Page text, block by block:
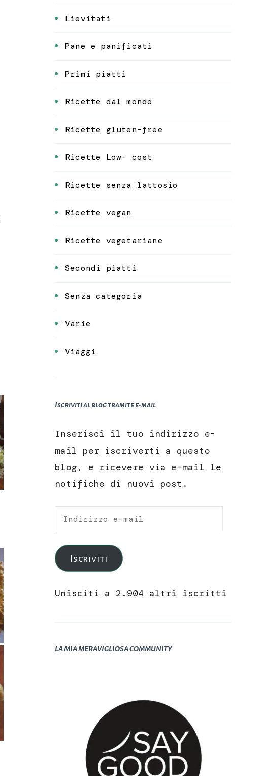
Lievitati
Pane e panificati
Primi piatti
Ricette dal mondo
Ricette gluten-free
Ricette Low- cost
Ricette senza lattosio
Ricette vegan
Ricette vegetariane
Secondi piatti
Senza categoria
Varie
Viaggi
Iscriviti al blog tramite e-mail
Inserisci il tuo indirizzo e-
mail per iscriverti a questo
blog, e ricevere via e-mail le
notifiche di nuovi post.
Indirizzo
mail
Iscriviti
Unisciti a 2.904 altri iscritti
LA MIA MERAVIGLIOSA COMMUNITY